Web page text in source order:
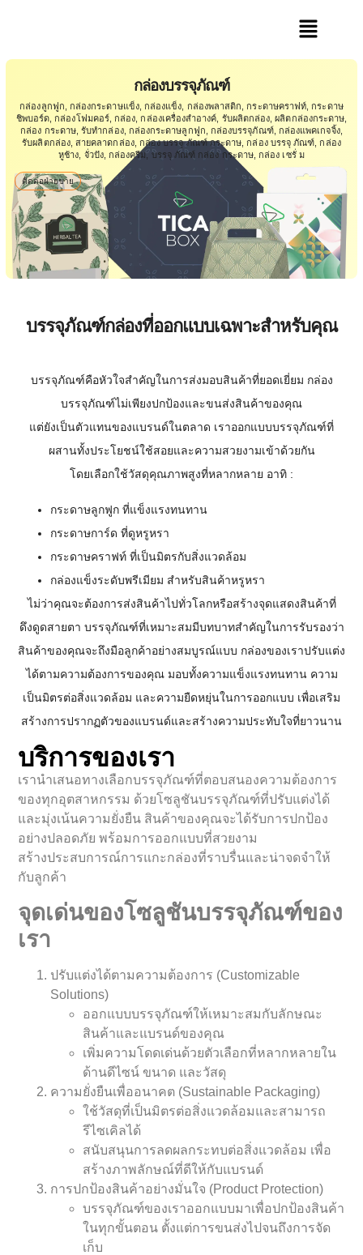
กล่องบรรจุภัณฑ์
กล่องลูกฟูก, กล่องกระดาษแข็ง, กล่องแข็ง, กล่องพลาสติก, กระดาษคราฟท์, กระดาษ
ชิพบอร์ด, กล่องโฟมคอร์, กล่อง, กล่องเครื่องสำอางค์, รับผลิตกล่อง, ผลิตกล่องกระดาษ,
กล่อง กระดาษ, รับทำกล่อง, กล่องกระดาษลูกฟูก, กล่องบรรจุภัณฑ์, กล่องแพคเกจจิ้ง,
รับผลิตกล่อง, สายคลาดกล่อง, กล่อง บรรจุ ภัณฑ์ กระดาษ, กล่อง บรรจุ ภัณฑ์, กล่อง
หูช้าง, จั่วปัง, กล่องครีม, บรรจุ ภัณฑ์ กล่อง กระดาษ, กล่อง เซรั่ ม
ติดต่อฝ่ายขาย
บรรจุภัณฑ์กล่องที่ออกแบบเฉพาะสำหรับคุณ
บรรจุภัณฑ์คือหัวใจสำคัญในการส่งมอบสินค้าที่ยอดเยี่ยม กล่อง
บรรจุภัณฑ์ไม่เพียงปกป้องและขนส่งสินค้าของคุณ
แต่ยังเป็นตัวแทนของแบรนด์ในตลาด เราออกแบบบรรจุภัณฑ์ที่
ผสานทั้งประโยชน์ใช้สอยและความสวยงามเข้าด้วยกัน
โดยเลือกใช้วัสดุคุณภาพสูงที่หลากหลาย อาทิ :
กระดาษลูกฟูก ที่แข็งแรงทนทาน
กระดาษการ์ด ที่ดูหรูหรา
กระดาษคราฟท์ ที่เป็นมิตรกับสิ่งแวดล้อม
กล่องแข็งระดับพรีเมียม สำหรับสินค้าหรูหรา
ไม่ว่าคุณจะต้องการส่งสินค้าไปทั่วโลกหรือสร้างจุดแสดงสินค้าที่
ดึงดูดสายตา บรรจุภัณฑ์ที่เหมาะสมมีบทบาทสำคัญในการรับรองว่า
สินค้าของคุณจะถึงมือลูกค้าอย่างสมบูรณ์แบบ กล่องของเราปรับแต่ง
ได้ตามความต้องการของคุณ มอบทั้งความแข็งแรงทนทาน ความ
เป็นมิตรต่อสิ่งแวดล้อม และความยืดหยุ่นในการออกแบบ เพื่อเสริม
สร้างการปรากฏตัวของแบรนด์และสร้างความประทับใจที่ยาวนาน
บริการของเรา
เรานำเสนอทางเลือกบรรจุภัณฑ์ที่ตอบสนองความต้องการ
ของทุกอุตสาหกรรม ด้วยโซลูชันบรรจุภัณฑ์ที่ปรับแต่งได้
และมุ่งเน้นความยั่งยืน สินค้าของคุณจะได้รับการปกป้อง
อย่างปลอดภัย พร้อมการออกแบบที่สวยงาม
สร้างประสบการณ์การแกะกล่องที่ราบรื่นและน่าจดจำให้
กับลูกค้า
จุดเด่นของโซลูชันบรรจุภัณฑ์ของ
เรา
ปรับแต่งได้ตามความต้องการ (Customizable
Solutions)
ออกแบบบรรจุภัณฑ์ให้เหมาะสมกับลักษณะ
สินค้าและแบรนด์ของคุณ
เพิ่มความโดดเด่นด้วยตัวเลือกที่หลากหลายใน
ด้านดีไซน์ ขนาด และวัสดุ
ความยั่งยืนเพื่ออนาคต (Sustainable Packaging)
ใช้วัสดุที่เป็นมิตรต่อสิ่งแวดล้อมและสามารถ
รีไซเคิลได้
สนับสนุนการลดผลกระทบต่อสิ่งแวดล้อม เพื่อ
สร้างภาพลักษณ์ที่ดีให้กับแบรนด์
การปกป้องสินค้าอย่างมั่นใจ (Product Protection)
บรรจุภัณฑ์ของเราออกแบบมาเพื่อปกป้องสินค้า
ในทุกขั้นตอน ตั้งแต่การขนส่งไปจนถึงการจัด
เก็บ